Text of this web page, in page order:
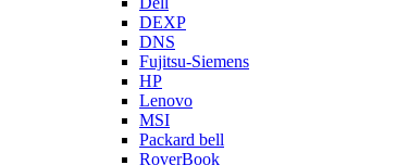
DEXP
DNS
Fujitsu-Siemens
HP
Lenovo
MSI
Packard bell
RoverBook